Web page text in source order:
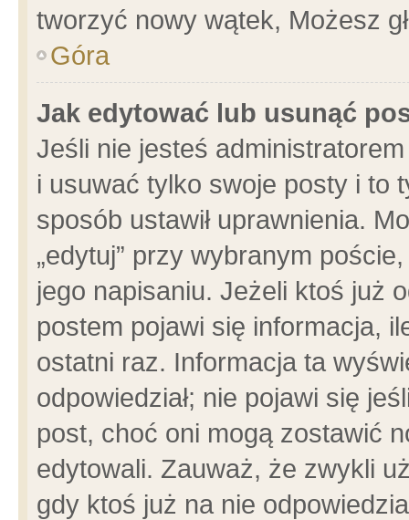
tworzyć nowy wątek, Możesz
Góra
Jak edytować lub usunąć
Jeśli nie jesteś
i usuwać tylko swoje posty i to
sposób ustawił uprawnienia.
„edytuj” przy wybranym
jego napisaniu. Jeżeli ktoś już
postem pojawi się informacja,
ostatni raz. Informacja ta
odpowiedział; nie pojawi się
post, choć oni mogą zostawić
edytowali. Zauważ, że zwykli
gdy ktoś już na nie